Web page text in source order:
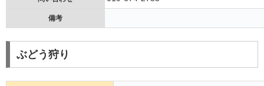
備考
ぶどう狩り